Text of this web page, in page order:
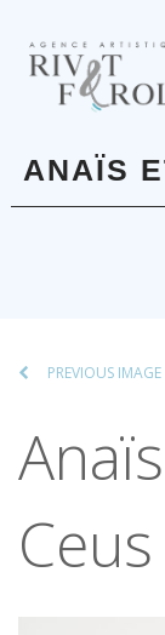
ANAÏS
PREVIOUS IMAGE